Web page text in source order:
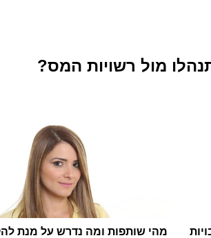
מול רשויות המס?
מהי שותפות ומה נדרש על מנת